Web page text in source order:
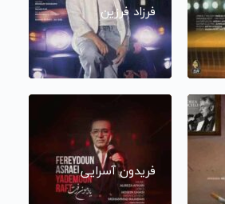
فرزاد فرزین
فریدون آسرایی